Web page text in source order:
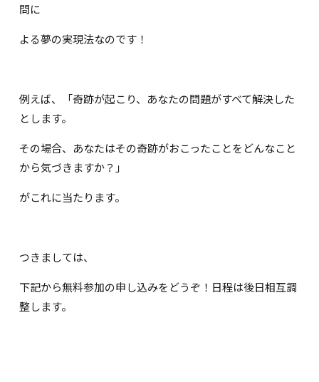
問に
よる夢の実現法なのです！
例えば、「奇跡が起こり、あなたの問題がすべて解決した
とします。
その場合、あなたはその奇跡がおこったことをどんなこと
から気づきますか？」
がこれに当たります。
つきましては、
下記から無料参加の申し込みをどうぞ！日程は後日相互調
整します。